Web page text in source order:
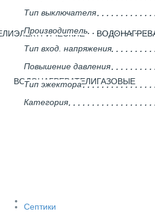
ЭЛЕКТРИЧЕСКИЕ
ВОДОНАГРЕВАТЕЛИГАЗОВЫЕ
Септики
Тип выключателя
Производитель
Тип вход. напряжения
Повышение давления
Тип эжектора
Категория